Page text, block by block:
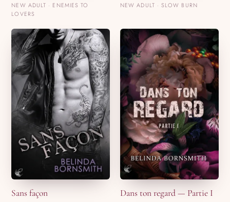
NEW ADULT · ENEMIES TO
LOVERS
NEW ADULT · SLOW BURN
Sans façon Dans ton regard — Partie I